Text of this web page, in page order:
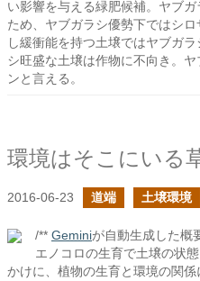
い影響を与える緑肥候補。ヤブ
ため、ヤブガラシ優勢下ではシ
し緩衝能を持つ土壌ではヤブガ
シ旺盛な土壌は作物に不向き。
ンと言える。
環境はそこにいる
2016-06-23 道端 土壌環境
/** Geminiが自動生成した概
エノコロの生育で土壌の状
かけに、植物の生育と環境の関